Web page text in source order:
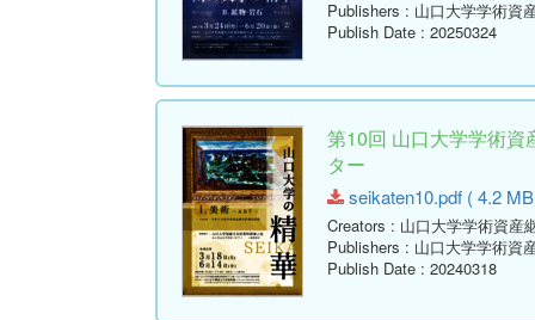
Publishers : 山口大学学術資
Publish Date : 20250324
第10回 山口大学学術資
ター
seikaten10.pdf ( 4.2
Creators : 山口大学学術資産
Publishers : 山口大学学術資
Publish Date : 20240318